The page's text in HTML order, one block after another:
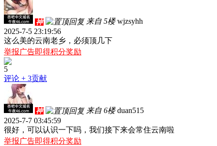
神 来自 5楼 wjzsyhh
2025-7-5 23:19:56
这么美的云南老乡，必须顶几下
举报广告即得积分奖励
5
评论 + 3贡献
神 来自 6楼 duan515
2025-7-7 03:45:59
很好，可以认识一下吗，我们接下来会常住云南啦
举报广告即得积分奖励